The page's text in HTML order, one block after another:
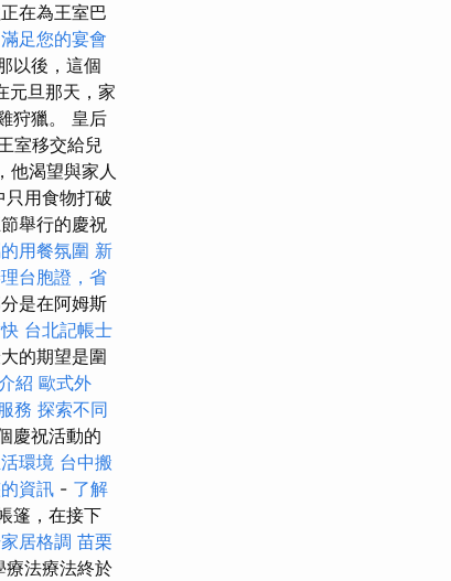
在為王室巴
足您的宴會
以後，這個
元旦那天，家
狩獵。 皇后
室移交給兒
他渴望與家人
只用食物打破
舉行的慶祝
用餐氛圍 新
台胞證，省
是在阿姆斯
台北記帳士
的期望是圍
紹 歐式外
務 探索不同
慶祝活動的
環境 台中搬
資訊 - 了解
篷，在接下
居格調 苗栗
療法療法終於